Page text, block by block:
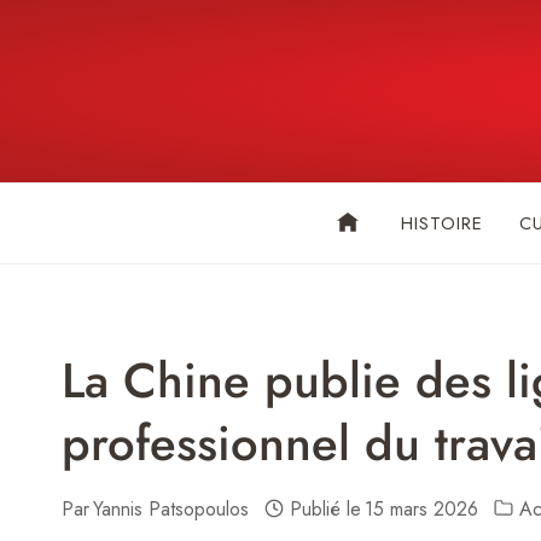
HISTOIRE
La Chine publie des
professionnel du
ParYannis Patsopoulos Publié le 15 mars 2026